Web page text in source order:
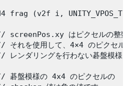
frag (v2f i,
はピクセルの整数
れを使用して、4×4 のピクセルの
ンダリングを行わない碁盤模様を
盤模様の 4x4 のピクセルの